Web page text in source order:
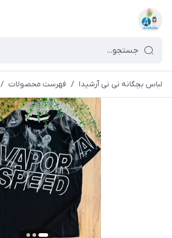
لباس بچگانه نی نی آرشیدا / فهرست محصولات /